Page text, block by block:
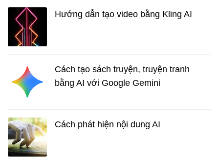
Hướng dẫn tạo video bằng Kling AI
Cách tạo sách truyện, truyện tranh
bằng AI với Google Gemini
Cách phát hiện nội dung AI